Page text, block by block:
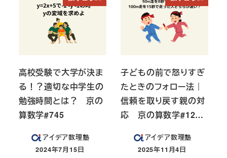
高校受験で大学が決ま
る！？適切な中学生の
勉強時間とは？ 京の
算数学#745
アイデア数理塾
投稿日
2024年7月15日
子どもの前で怒りすぎ
たときのフォロー法｜
信頼を取り戻す親の対
応 京の算数学#12…
アイデア数理塾
投稿日
2025年11月4日